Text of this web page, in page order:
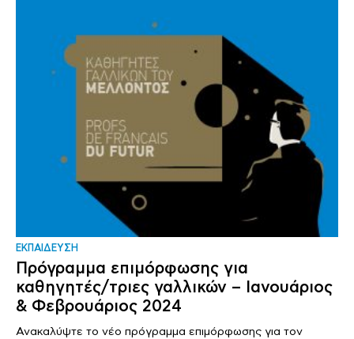
ΕΚΠΑΙΔΕΥΣΗ
Πρόγραμμα επιμόρφωσης για
καθηγητές/τριες γαλλικών – Ιανουάριος
& Φεβρουάριος 2024
Ανακαλύψτε το νέο πρόγραμμα επιμόρφωσης για τον